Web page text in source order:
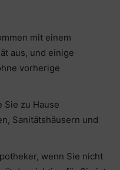
mit einem
aus, und einige
vorherige
Sie zu Hause
Sanitätshäusern und
wenn Sie nicht